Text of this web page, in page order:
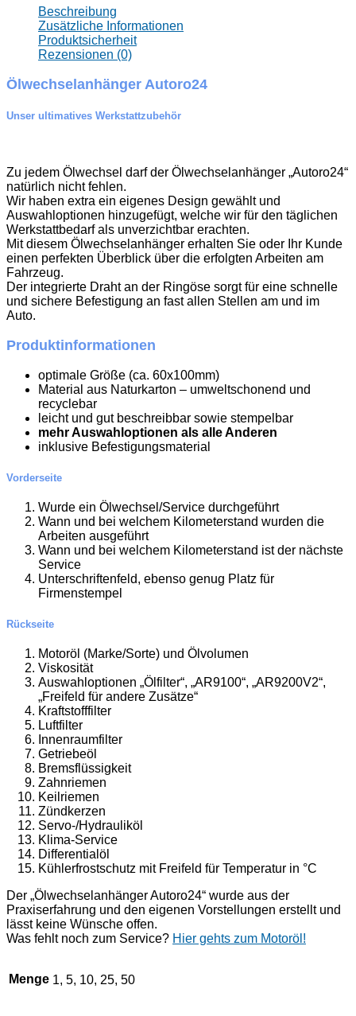
Beschreibung
Zusätzliche Informationen
Produktsicherheit
Rezensionen (0)
Ölwechselanhänger Autoro24
Unser ultimatives Werkstattzubehör
Zu jedem Ölwechsel darf der Ölwechselanhänger „Autoro24“
natürlich nicht fehlen.
Wir haben extra ein eigenes Design gewählt und
Auswahloptionen hinzugefügt, welche wir für den täglichen
Werkstattbedarf als unverzichtbar erachten.
Mit diesem Ölwechselanhänger erhalten Sie oder Ihr Kunde
einen perfekten Überblick über die erfolgten Arbeiten am
Fahrzeug.
Der integrierte Draht an der Ringöse sorgt für eine schnelle
und sichere Befestigung an fast allen Stellen am und im
Auto.
Produktinformationen
optimale Größe (ca. 60x100mm)
Material aus Naturkarton – umweltschonend und
recyclebar
leicht und gut beschreibbar sowie stempelbar
mehr Auswahloptionen als alle Anderen
inklusive Befestigungsmaterial
Vorderseite
Wurde ein Ölwechsel/Service durchgeführt
Wann und bei welchem Kilometerstand wurden die
Arbeiten ausgeführt
Wann und bei welchem Kilometerstand ist der nächste
Service
Unterschriftenfeld, ebenso genug Platz für
Firmenstempel
Rückseite
Motoröl (Marke/Sorte) und Ölvolumen
Viskosität
Auswahloptionen „Ölfilter“, „AR9100“, „AR9200V2“,
„Freifeld für andere Zusätze“
Kraftstofffilter
Luftfilter
Innenraumfilter
Getriebeöl
Bremsflüssigkeit
Zahnriemen
Keilriemen
Zündkerzen
Servo-/Hydrauliköl
Klima-Service
Differentialöl
Kühlerfrostschutz mit Freifeld für Temperatur in °C
Der „Ölwechselanhänger Autoro24“ wurde aus der
Praxiserfahrung und den eigenen Vorstellungen erstellt und
lässt keine Wünsche offen.
Was fehlt noch zum Service? Hier gehts zum Motoröl!
Menge 1, 5, 10, 25, 50